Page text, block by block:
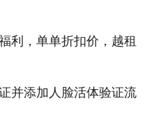
利，单单折扣价，越租
并添加人脸活体验证流